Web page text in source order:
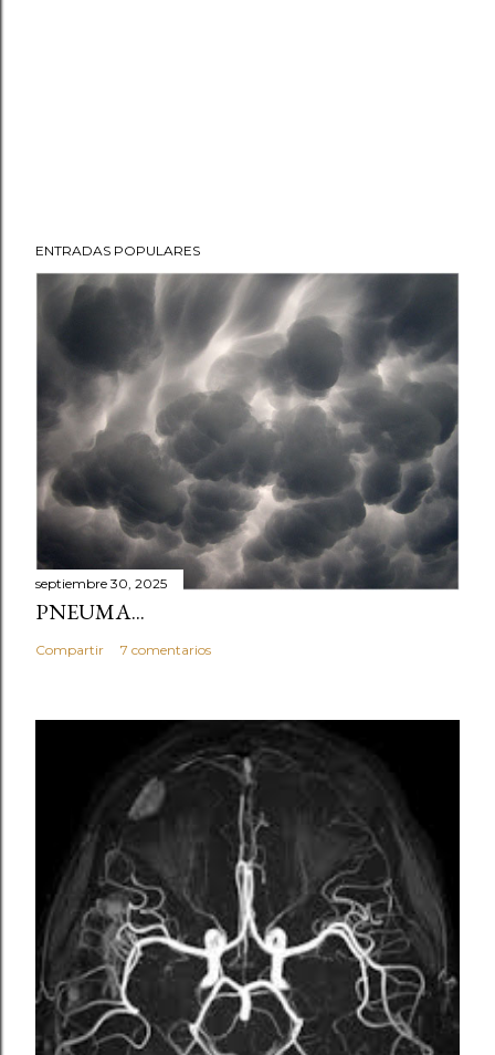
ENTRADAS POPULARES
septiembre 30, 2025
PNEUMA...
Compartir 7 comentarios